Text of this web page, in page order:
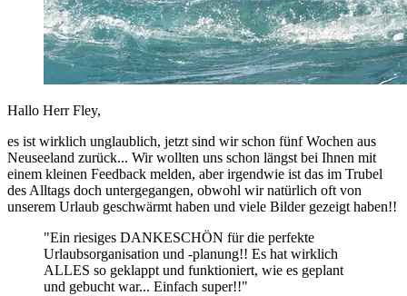
Hallo Herr Fley,
es ist wirklich unglaublich, jetzt sind wir schon fünf Wochen aus
Neuseeland zurück... Wir wollten uns schon längst bei Ihnen mit
einem kleinen Feedback melden, aber irgendwie ist das im Trubel
des Alltags doch untergegangen, obwohl wir natürlich oft von
unserem Urlaub geschwärmt haben und viele Bilder gezeigt haben!!
"Ein riesiges DANKESCHÖN für die perfekte
Urlaubsorganisation und -planung!! Es hat wirklich
ALLES so geklappt und funktioniert, wie es geplant
und gebucht war... Einfach super!!"